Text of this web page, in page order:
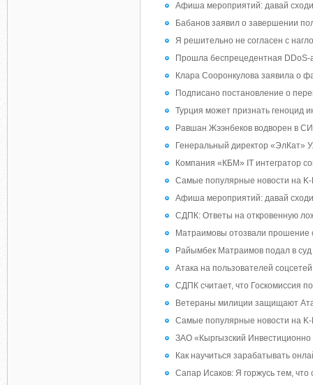
Афиша мероприятий: давай
Бабанов заявил о завершении
Я решительно не согласен с
Прошла беспрецедентная
Клара Сооронкулова заявила о
Подписано постановление о
Турция может признать геноцид
Равшан Жээнбеков водворен в
Генеральный директор «ЭлКат»
Компания «КБМ» IT интегратор
Самые популярные новости на
Афиша мероприятий: давай
СДПК: Ответы на откровенную
Матраимовы отозвали прошение
Райымбек Матраимов подал в
Атака на пользователей
СДПК считает, что Госкомиссия
Ветераны милиции защищают
Самые популярные новости на
ЗАО «Кыргызский
Как научиться зарабатывать
Сапар Исаков: Я горжусь тем,